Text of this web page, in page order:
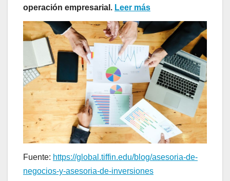
operación empresarial. Leer más
Fuente: https://global.tiffin.edu/blog/asesoria-de-
negocios-y-asesoria-de-inversiones